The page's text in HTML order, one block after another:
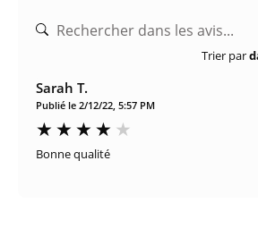
Trier par
Sarah T.
Publié le 2/12/22, 5:57 PM
Bonne qualité